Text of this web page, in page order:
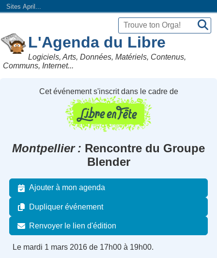
Sites April...
L'Agenda du Libre
Logiciels, Arts, Données, Matériels, Contenus,
Communs, Internet...
Cet événement s'inscrit dans le cadre de
Montpellier
Rencontre du Groupe
Blender
Ajouter à mon agenda
Dupliquer événement
Renvoyer le lien d'édition
Le mardi 1 mars 2016 de 17h00 à 19h00.